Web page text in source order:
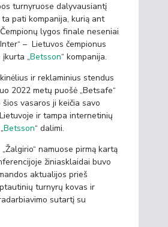
turnyruose dalyvausiantį
pati kompanija, kurią ant
lygos finale neseniai
– Lietuvos čempionus
„Betsson“ kompanija.
ir reklaminius stendus
2022 metų puošė „Betsafe“
vasaros ji keičia savo
ir tampa internetinių
Betsson“ dalimi.
namuose pirmą kartą
žiniasklaidai buvo
aktualijos prieš
turnyrų kovas ir
sutartį su